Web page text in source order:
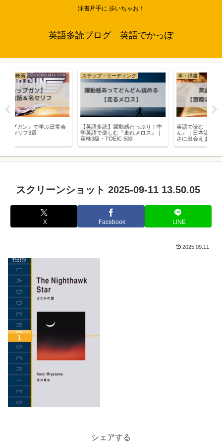
洋書片手に 歩いちゃお！
英語多読ブログ 英語でかっぽ
ぶ日常会
ステップ・リーディング
【英語多読】躍動感たっぷり！中
学英語で楽しむ『走れメロス』｜
英検3級・TOEIC 500
英語で読む『窓際のトットちゃ
ん』｜日本語の原書とは違う面白
スクリーンショット 2025-09-11 13.50.05
X Facebook LINE
2025.09.11
シェアする